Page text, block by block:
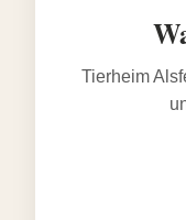
Tierheim